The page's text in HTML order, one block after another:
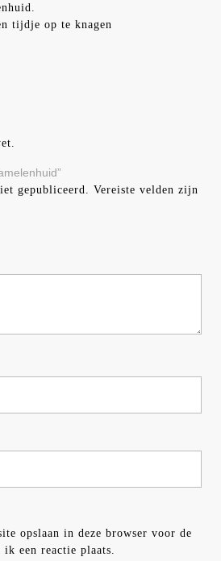
tijdje op te knagen
gepubliceerd.
Vereiste velden zijn
opslaan in deze browser voor de
een reactie plaats.